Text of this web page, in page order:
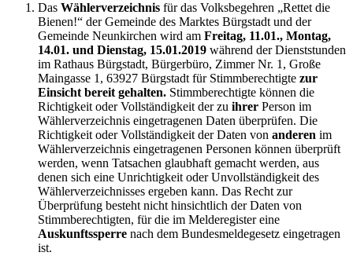
Das Wählerverzeichnis für das Volksbegehren „Rettet die
Bienen!“ der Gemeinde des Marktes Bürgstadt und der
Gemeinde Neunkirchen wird am Freitag, 11.01., Montag,
14.01. und Dienstag, 15.01.2019 während der Dienststunden
im Rathaus Bürgstadt, Bürgerbüro, Zimmer Nr. 1, Große
Maingasse 1, 63927 Bürgstadt für Stimmberechtigte zur
Einsicht bereit gehalten. Stimmberechtigte können die
Richtigkeit oder Vollständigkeit der zu ihrer Person im
Wählerverzeichnis eingetragenen Daten überprüfen. Die
Richtigkeit oder Vollständigkeit der Daten von anderen im
Wählerverzeichnis eingetragenen Personen können überprüft
werden, wenn Tatsachen glaubhaft gemacht werden, aus
denen sich eine Unrichtigkeit oder Unvollständigkeit des
Wählerverzeichnisses ergeben kann. Das Recht zur
Überprüfung besteht nicht hinsichtlich der Daten von
Stimmberechtigten, für die im Melderegister eine
Auskunftssperre nach dem Bundesmeldegesetz eingetragen
ist.